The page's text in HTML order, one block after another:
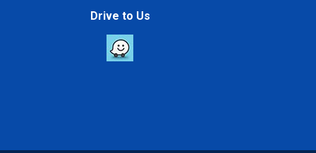
Drive to Us